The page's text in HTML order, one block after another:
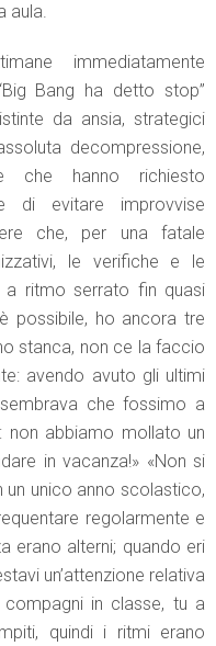
aula.
immediatamente
Bang ha detto stop”
da ansia, strategici
decompressione,
che hanno richiesto
di evitare improvvise
che, per una fatale
le verifiche e le
a ritmo serrato fin quasi
possibile, ho ancora tre
stanca, non ce la faccio
avendo avuto gli ultimi
che fossimo a
non abbiamo mollato un
in vacanza!» «Non si
unico anno scolastico,
regolarmente e
erano alterni; quando eri
un’attenzione relativa
in classe, tu a
quindi i ritmi erano